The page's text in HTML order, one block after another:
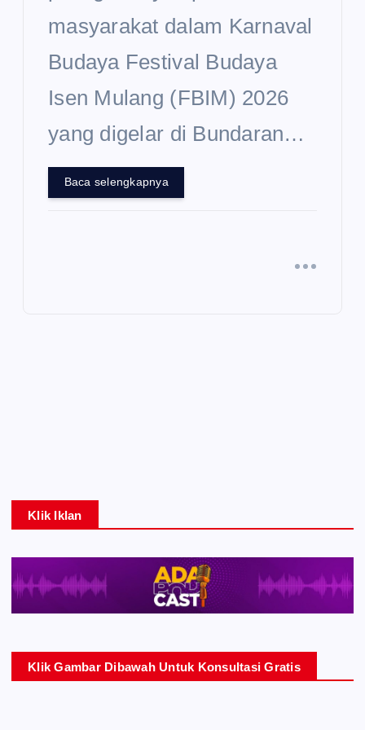
masyarakat dalam Karnaval
Budaya Festival Budaya
Isen Mulang (FBIM) 2026
yang digelar di Bundaran…
Baca selengkapnya
Klik Iklan
Klik Gambar Dibawah Untuk Konsultasi Gratis